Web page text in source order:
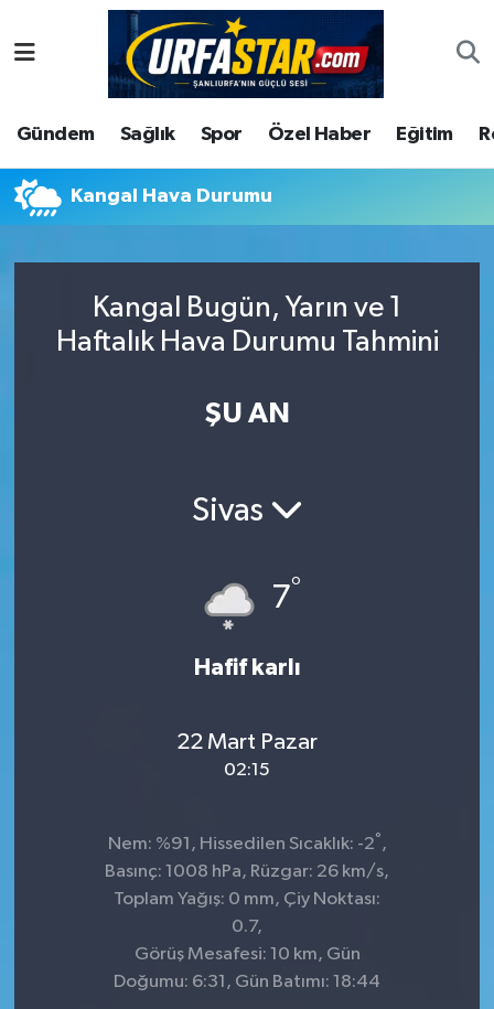
Gündem Sağlık Spor Özel Haber Eğitim
Kangal Hava Durumu
Kangal Bugün, Yarın ve 1
Haftalık Hava Durumu Tahmini
ŞU AN
Sivas
7°
Hafif karlı
22 Mart Pazar
02:15
Nem: %91, Hissedilen Sıcaklık: -2° ,
Basınç: 1008 hPa, Rüzgar: 26 km/s,
Toplam Yağış: 0 mm, Çiy Noktası:
0.7,
Görüş Mesafesi: 10 km, Gün
Doğumu: 6:31, Gün Batımı: 18:44
ASAYİS
ÇEVRE
DUNYA
Ekonomi
Şanlıurfa Nöbetçi Eczaneler
Şanlıurfa Hava Durumu
Şanlıurfa Namaz Vakitleri
Süper Lig Puan Durumu ve Fikstür
Son Dakika Haberleri